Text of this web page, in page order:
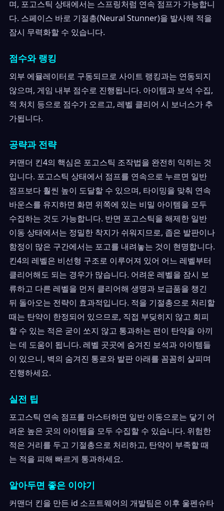
며, 포고스틱 상태에서는 스프링처럼 연속 점프가 가능합니
다. 스페이스 바로 기절총(Neural Stunner)을 발사해 적을
잠시 무력화할 수 있습니다.
점수와 랭킹
외부 에뮬레이터로 구동되므로 사이트 랭킹과는 연동되지
않으며, 게임 내부 점수로 진행됩니다. 아이템과 보석 수집,
적 처치 등으로 점수가 오르고, 레벨 클리어 시 보너스가 추
가됩니다.
공략과 전략
커맨더 킨4의 핵심은 포고스틱 조작법을 완전히 익히는 것
입니다. 포고스틱 상태에서 점프를 연속으로 누르면 일반
점프보다 훨씬 높이 도달할 수 있으며, 타이밍을 맞춰 연속
바운스를 유지하면 화면 위쪽에 있는 비밀 아이템을 모두
수집하는 것도 가능합니다. 반면 포고스틱을 해제한 일반
이동 상태에서는 정밀한 착지가 쉬워지므로, 좁은 발판이나
함정이 많은 구간에서는 포고를 내려놓는 것이 현명합니다.
킨4의 레벨은 비선형 구조로 이루어져 있어 어느 레벨부터
클리어해도 되는 경우가 많습니다. 어려운 레벨을 잠시 보
류하고 다른 레벨을 먼저 클리어해 생명과 보급품을 챙긴
뒤 돌아오는 전략이 효과적입니다. 적을 기절총으로 처리할
때는 탄약이 한정되어 있으므로, 직접 부딪히지 않고 회피
할 수 있는 적은 굳이 쏘지 않고 통과하는 편이 탄약을 아끼
는 데 도움이 됩니다. 레벨 곳곳에 숨겨진 보석과 아이템들
이 있으니, 벽의 숨겨진 통로와 발판 아래를 꼼꼼히 살피며
진행하세요.
실전 팁
포고스틱 연속 점프를 마스터하면 일반 이동으로는 닿기 어
려운 높은 곳의 아이템을 모두 수집할 수 있습니다. 위험한
적은 거리를 두고 기절총으로 처리하고, 탄약이 부족할 때
는 적을 피해 빠르게 통과하세요.
알아두면 좋은 이야기
커맨더 킨을 만든 id 소프트웨어의 개발팀은 이후 울펜슈타